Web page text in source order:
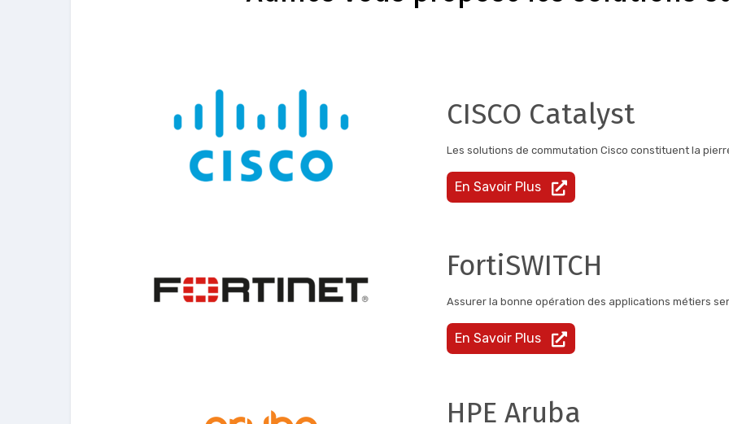
CISCO Catalyst
Les solutions de commutation Cisco constituent la
En Savoir Plus
FortiSWITCH
Assurer la bonne opération des applications métiers
En Savoir Plus
HPE Aruba